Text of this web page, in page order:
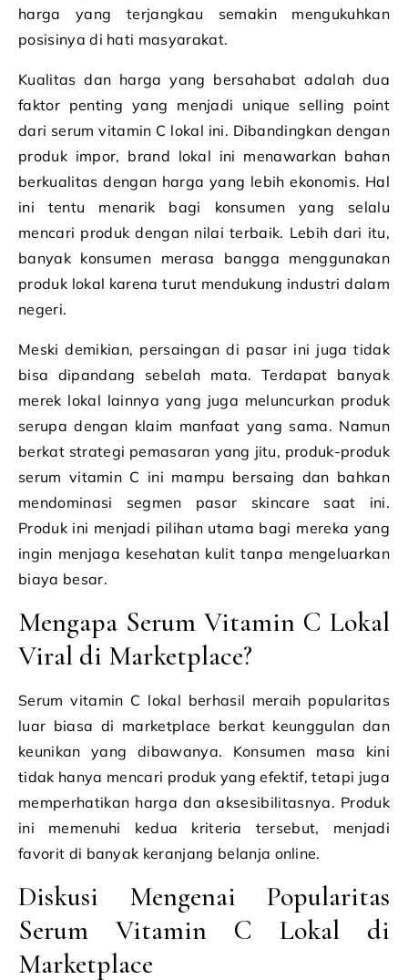
harga yang terjangkau semakin mengukuhkan
posisinya di hati masyarakat.
Kualitas dan harga yang bersahabat adalah dua
faktor penting yang menjadi unique selling point
dari serum vitamin C lokal ini. Dibandingkan dengan
produk impor, brand lokal ini menawarkan bahan
berkualitas dengan harga yang lebih ekonomis. Hal
ini tentu menarik bagi konsumen yang selalu
mencari produk dengan nilai terbaik. Lebih dari itu,
banyak konsumen merasa bangga menggunakan
produk lokal karena turut mendukung industri dalam
negeri.
Meski demikian, persaingan di pasar ini juga tidak
bisa dipandang sebelah mata. Terdapat banyak
merek lokal lainnya yang juga meluncurkan produk
serupa dengan klaim manfaat yang sama. Namun
berkat strategi pemasaran yang jitu, produk-produk
serum vitamin C ini mampu bersaing dan bahkan
mendominasi segmen pasar skincare saat ini.
Produk ini menjadi pilihan utama bagi mereka yang
ingin menjaga kesehatan kulit tanpa mengeluarkan
biaya besar.
Mengapa Serum Vitamin C Lokal
Viral di Marketplace?
Serum vitamin C lokal berhasil meraih popularitas
luar biasa di marketplace berkat keunggulan dan
keunikan yang dibawanya. Konsumen masa kini
tidak hanya mencari produk yang efektif, tetapi juga
memperhatikan harga dan aksesibilitasnya. Produk
ini memenuhi kedua kriteria tersebut, menjadi
favorit di banyak keranjang belanja online.
Diskusi Mengenai Popularitas
Serum Vitamin C Lokal di
Marketplace